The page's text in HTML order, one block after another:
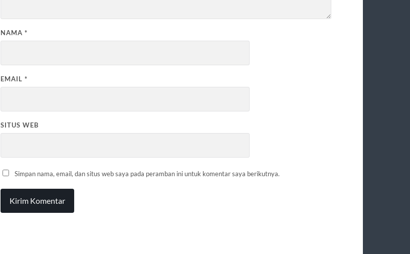
NAMA *
EMAIL *
SITUS WEB
Simpan nama, email, dan situs web saya pada peramban ini untuk komentar saya berikutnya.